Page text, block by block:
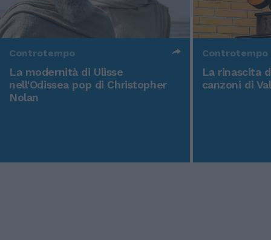
Controtempo
La modernità di Ulisse
nell'Odissea pop di Christopher
Nolan
Controtempo
La rinascita
canzoni di